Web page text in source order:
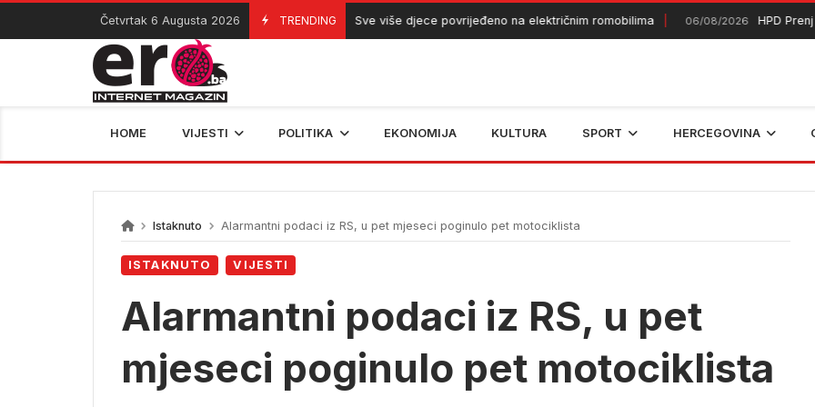
Skip
content
Četvrtak 6 Augusta 2026 TRENDING
06/08/2026 Sve više djece povrijeđeno na električnim romobilima 06/08/2026 HPD Prenj
HOME VIJESTI POLITIKA EKONOMIJA KULTURA SPORT HERCEGOVINA
Istaknuto Alarmantni podaci iz RS, u pet mjeseci poginulo pet motociklista
ISTAKNUTO VIJESTI
Alarmantni podaci iz RS, u pet
mjeseci poginulo pet motociklista